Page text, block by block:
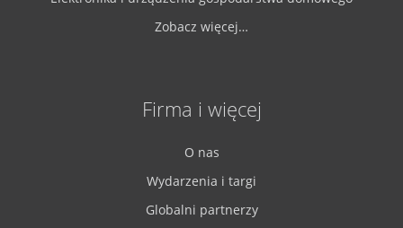
Zobacz więcej…
Firma i więcej
O nas
Wydarzenia i targi
Globalni partnerzy